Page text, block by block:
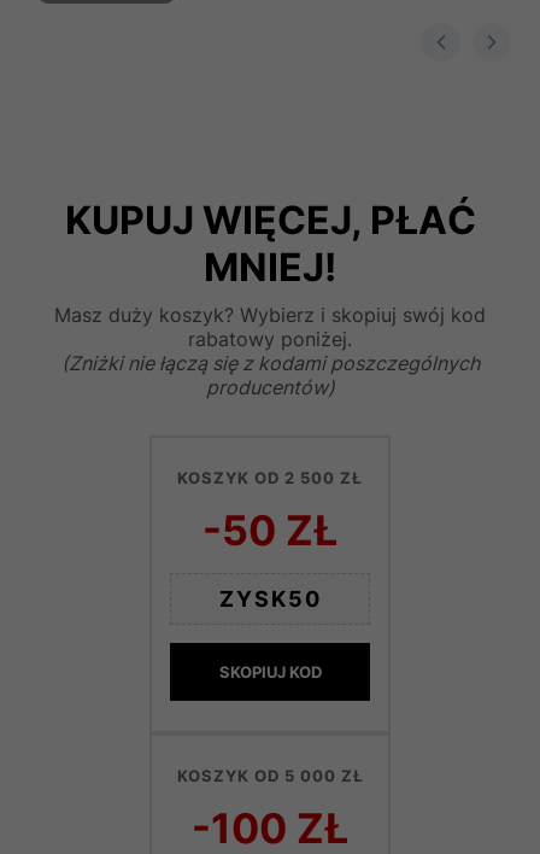
KUPUJ WIĘCEJ, PŁAĆ
MNIEJ!
Masz duży koszyk? Wybierz i skopiuj swój kod
rabatowy poniżej.
(Zniżki nie łączą się z kodami poszczególnych
producentów)
KOSZYK OD 2 500 ZŁ
-50 ZŁ
ZYSK50
SKOPIUJ KOD
KOSZYK OD 5 000 ZŁ
-100 ZŁ